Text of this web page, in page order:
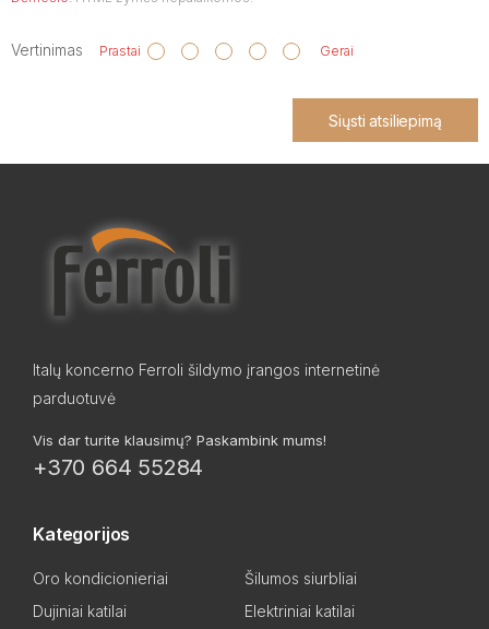
Vertinimas Prastai Gerai
Siųsti atsiliepimą
Italų koncerno Ferroli šildymo įrangos internetinė
parduotuvė
Vis dar turite klausimų? Paskambink mums!
+370 664 55284
Kategorijos
Oro kondicionieriai
Šilumos siurbliai
Dujiniai katilai
Elektriniai katilai